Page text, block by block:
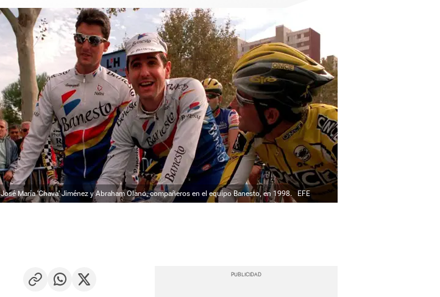
José María 'Chava' Jiménez y Abraham Olano, compañeros en el equipo Banesto, en 1998. EFE